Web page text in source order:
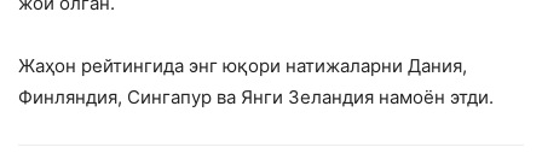
Жаҳон рейтингида энг юқори натижаларни Дания,
Финляндия, Сингапур ва Янги Зеландия намоён этди.